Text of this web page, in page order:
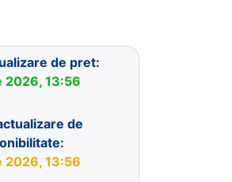
de pret:
2026, 13:56
de
2026, 13:56